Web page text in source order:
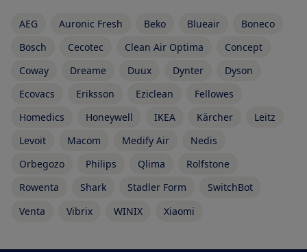
AEG Auronic Fresh Beko Blueair
Boneco
Bosch
Cecotec Clean Air Optima
Concept
Coway
Dreame Duux Dynter
Dyson
Ecovacs
Eriksson Eziclean
Fellowes
Homedics
Honeywell IKEA Kärcher
Leitz
Levoit
Macom Medify Air
Nedis
Orbegozo
Philips Qlima
Rolfstone
Rowenta
Shark Stadler Form
SwitchBot
Venta
Vibrix WINIX Xiaomi